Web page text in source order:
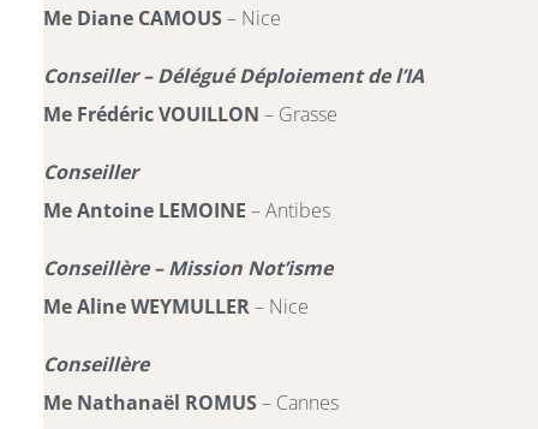
Me Diane CAMOUS– Nice
Conseiller – Délégué Déploiement de l’IA
Me Frédéric VOUILLON – Grasse
Conseiller
Me Antoine LEMOINE – Antibes
Conseillère – Mission Not’isme
Me Aline WEYMULLER– Nice
Conseillère
Me Nathanaël ROMUS– Cannes